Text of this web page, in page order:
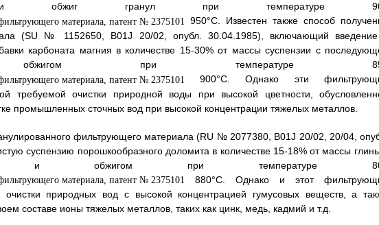
и обжиг гранул при температуре
950°С. Известен также способ
(SU № 1152650, B01J 20/02, опубл. 30.04.1985), включающий
карбоната магния в количестве 15-30% от массы суспензии с
при температуре
900°С. Однако эти
требуемой очистки природной воды при высокой цветности,
промышленных сточных вод при высокой концентрации тяжелых металлов.
фильтрующего материала (RU № 2077380, В01J 20/02, 20/04,
суспензию порошкообразного доломита в количестве 15-18% от массы
и обжигом при температуре
880°С. Однако и этот
природных вод с высокой концентрацией гумусовых веществ, а
составе ионы тяжелых металлов, таких как цинк, медь, кадмий и т.д.